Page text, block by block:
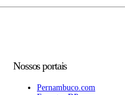
Nossos portais
Pernambuco.com